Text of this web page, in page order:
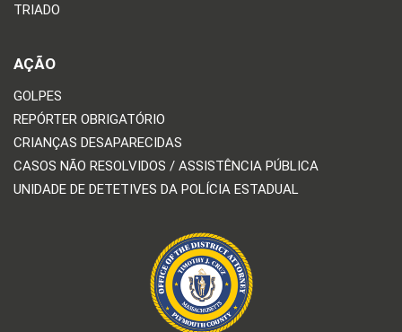
TRIADO
AÇÃO
GOLPES
REPÓRTER OBRIGATÓRIO
CRIANÇAS DESAPARECIDAS
CASOS NÃO RESOLVIDOS / ASSISTÊNCIA PÚBLICA
UNIDADE DE DETETIVES DA POLÍCIA ESTADUAL